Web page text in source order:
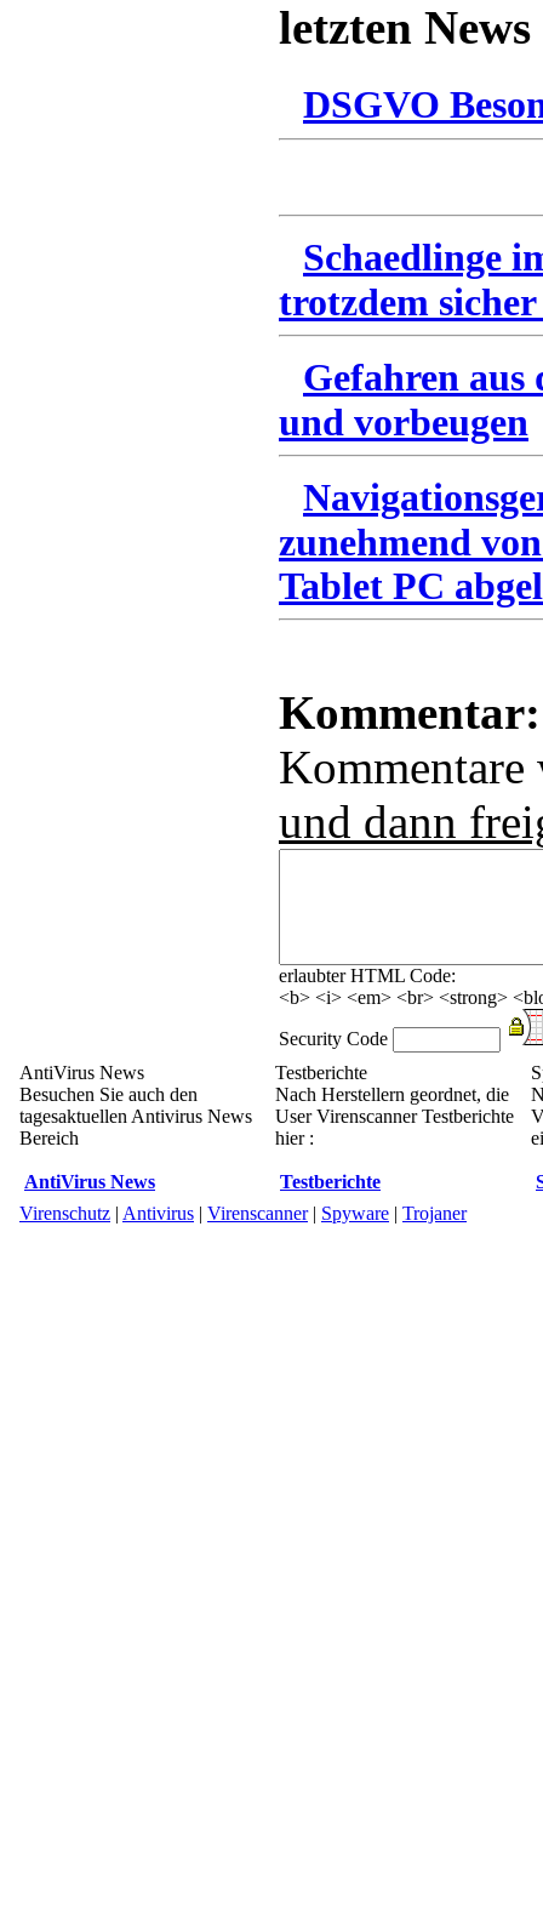
letzten News
DSGVO
Schaedlinge
trotzdem
Gefahren
und vorbeugen
zunehmend
Tablet PC
Kommentar:
und dann
erlaubter HTML Code:
<b> <i> <em> <br> <strong>
Security Code
AntiVirus News
Besuchen Sie auch den
tagesaktuellen Antivirus News
Bereich
AntiVirus News
Testberichte
Nach Herstellern geordnet, die
User Virenscanner Testberichte
hier :
Testberichte
Virenschutz | Antivirus | Virenscanner| Spyware | Trojaner